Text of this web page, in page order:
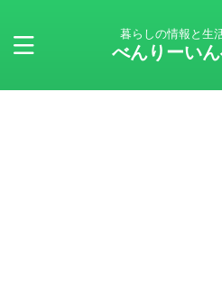
暮らしの情報と生
べんりーい